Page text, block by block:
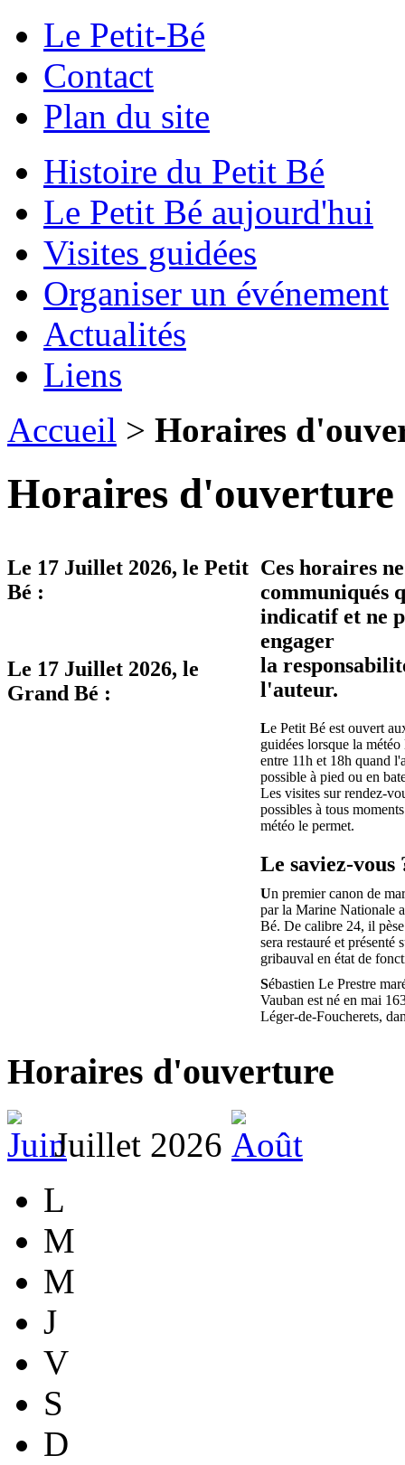
Le Petit-Bé
Contact
Plan du site
Histoire du Petit Bé
Le Petit Bé aujourd'hui
Visites guidées
Organiser un événement
Actualités
Liens
Accueil > Horaires
Horaires d'ouverture
Le 17 Juillet 2026, le Petit
Bé :
Le 17 Juillet 2026, le
Grand Bé :
Ces horaires
communiqués
indicatif et ne
engager
la
l'auteur.
Le Petit Bé est ouvert
guidées lorsque la météo
entre 11h et 18h quand
possible à pied ou en
Les visites sur rendez-
possibles à tous
météo le permet.
Le saviez-vous
Un premier canon de
par la Marine Nationale
Bé. De calibre 24, il
sera restauré et présenté
gribauval en état de
Sébastien Le Prestre
Vauban est né en mai
Léger-de-Foucherets,
Horaires d'ouverture
Juillet 2026
L
M
M
J
V
S
D